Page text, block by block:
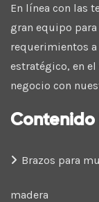
En línea con las
gran equipo
requerimientos
estratégico, en
negocio con
Contenido
Brazos para
madera